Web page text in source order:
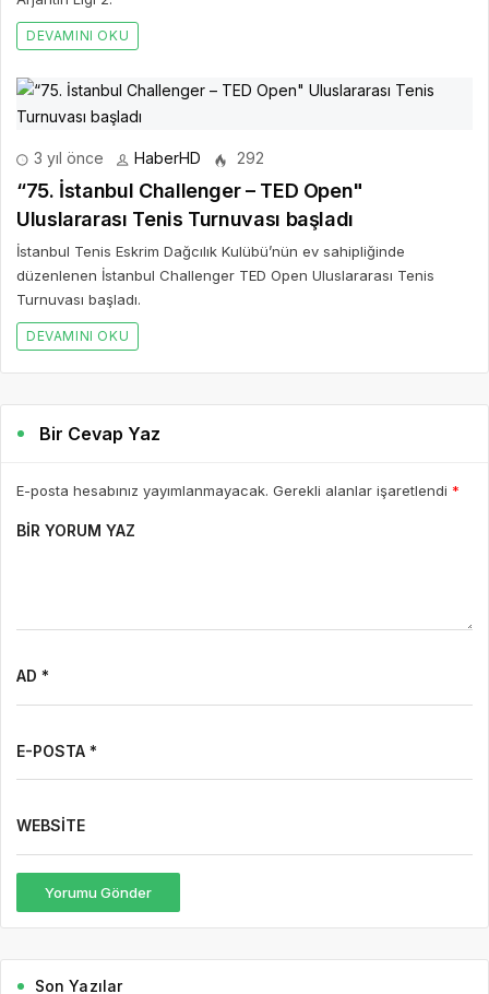
DEVAMINI OKU
3 yıl önce HaberHD 292
“75. İstanbul Challenger – TED Open"
Uluslararası Tenis Turnuvası başladı
İstanbul Tenis Eskrim Dağcılık Kulübü’nün ev sahipliğinde
düzenlenen İstanbul Challenger TED Open Uluslararası Tenis
Turnuvası başladı.
DEVAMINI OKU
Bir Cevap Yaz
E-posta hesabınız yayımlanmayacak. Gerekli alanlar işaretlendi *
BIR YORUM YAZ
AD *
E-POSTA *
WEBSITE
Yorumu Gönder
Son Yazılar